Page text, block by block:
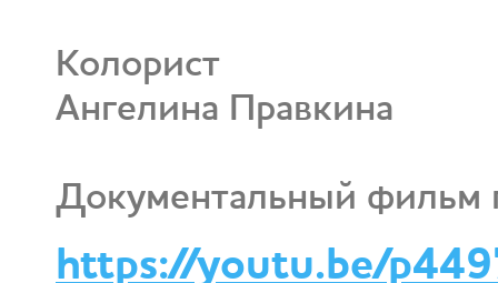
Колорист
Ангелина Правкина
Документальный фильм
https://youtu.be/